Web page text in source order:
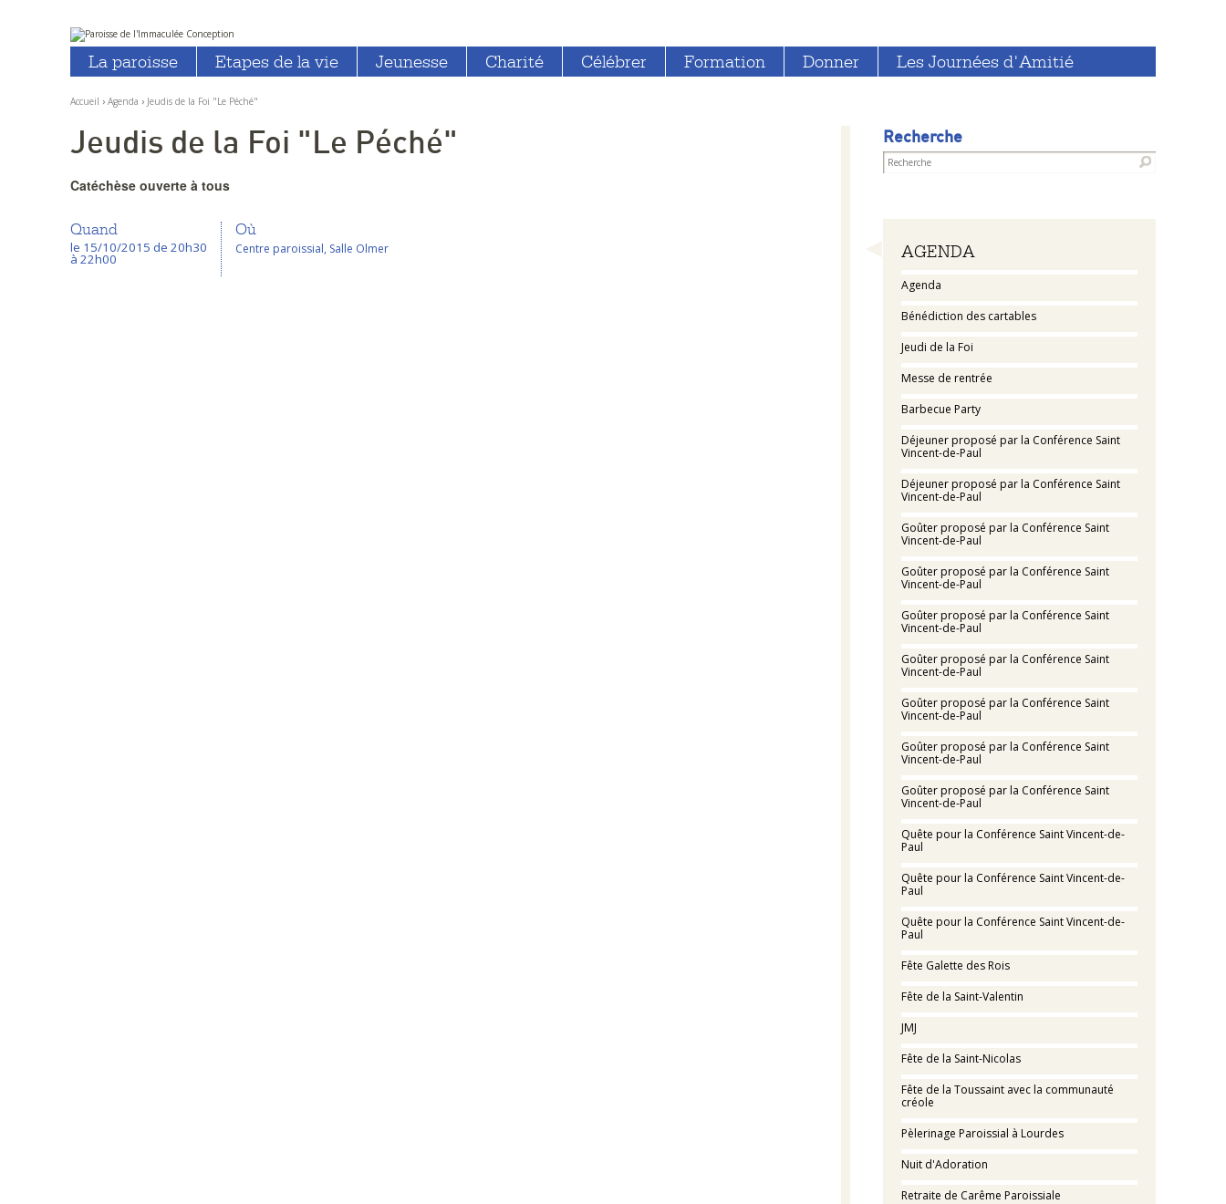
Aller
au
contenu.
à
Outils
personnels
La paroisse Etapes de la vie Jeunesse Charité Célébrer Formation Donner Les Journées d'Amitié
Accueil › Agenda › Jeudis de la Foi "Le Péché"
Recherche
Navigation
AGENDA
Agenda
Bénédiction des cartables
Jeudi de la Foi
Messe de rentrée
Barbecue Party
Déjeuner proposé par la Conférence Saint
Vincent-de-Paul
Déjeuner proposé par la Conférence Saint
Vincent-de-Paul
Goûter proposé par la Conférence Saint
Vincent-de-Paul
Goûter proposé par la Conférence Saint
Vincent-de-Paul
Goûter proposé par la Conférence Saint
Vincent-de-Paul
Goûter proposé par la Conférence Saint
Vincent-de-Paul
Goûter proposé par la Conférence Saint
Vincent-de-Paul
Goûter proposé par la Conférence Saint
Vincent-de-Paul
Goûter proposé par la Conférence Saint
Vincent-de-Paul
Quête pour la Conférence Saint Vincent-de-
Paul
Quête pour la Conférence Saint Vincent-de-
Paul
Quête pour la Conférence Saint Vincent-de-
Paul
Fête Galette des Rois
Fête de la Saint-Valentin
JMJ
Fête de la Saint-Nicolas
Fête de la Toussaint avec la communauté
créole
Pèlerinage Paroissial à Lourdes
Nuit d'Adoration
Retraite de Carême Paroissiale
Jeudis de la Foi "Le Péché"
Catéchèse ouverte à tous
Quand
le 15/10/2015 de 20h30
à 22h00
Où
Centre paroissial, Salle Olmer